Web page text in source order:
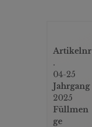
Artikelnr
.
04-25
Jahrgang
2025
Füllmen
ge